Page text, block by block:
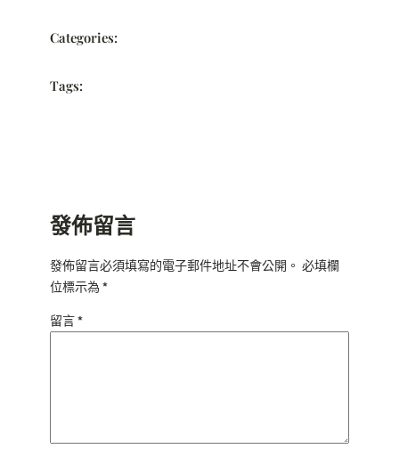
Categories:
Tags:
發佈留言
發佈留言必須填寫的電子郵件地址不會公開。 必填欄
位標示為*
留言*